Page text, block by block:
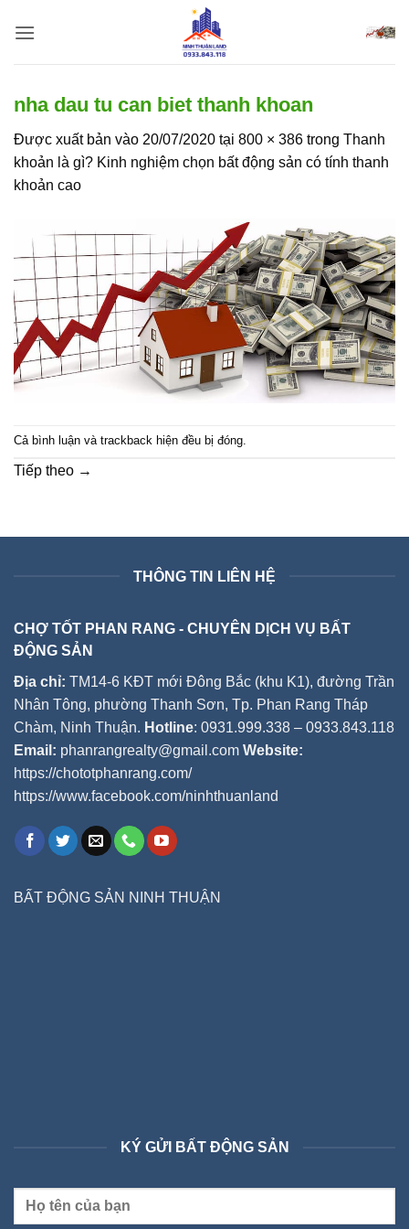
qua
nha dau tu can biet thanh khoan
Được xuất bản vào 20/07/2020 tại 800 × 386 trong Thanh
khoản là gì? Kinh nghiệm chọn bất động sản có tính thanh
khoản cao
Cả bình luận và trackback hiện đều bị đóng.
Tiếp theo →
THÔNG TIN LIÊN HỆ
CHỢ TỐT PHAN RANG - CHUYÊN DỊCH VỤ BẤT
ĐỘNG SẢN
Địa chỉ: TM14-6 KĐT mới Đông Bắc (khu K1), đường Trần
Nhân Tông, phường Thanh Sơn, Tp. Phan Rang Tháp
Chàm, Ninh Thuận. Hotline: 0931.999.338 – 0933.843.118
Email: phanrangrealty@gmail.com Website:
https://chototphanrang.com/
https://www.facebook.com/ninhthuanland
BẤT ĐỘNG SẢN NINH THUẬN
KÝ GỬI BẤT ĐỘNG SẢN